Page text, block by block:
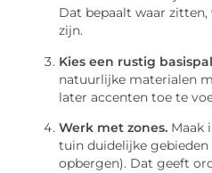
Dat bepaalt waar
zijn.
Kies een rustig
natuurlijke materialen
later accenten toe te
Werk met zones. Maak
tuin duidelijke gebieden
opbergen). Dat geeft